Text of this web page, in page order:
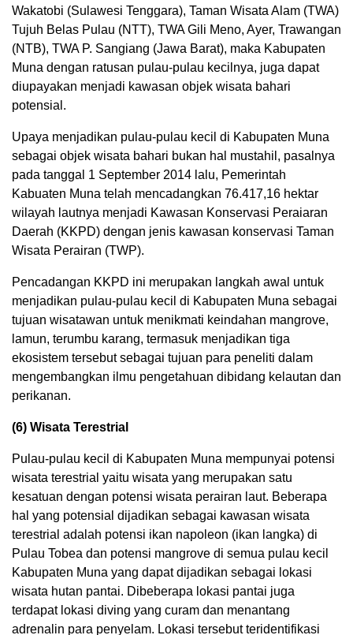
Wakatobi (Sulawesi Tenggara), Taman Wisata Alam (TWA)
Tujuh Belas Pulau (NTT), TWA Gili Meno, Ayer, Trawangan
(NTB), TWA P. Sangiang (Jawa Barat), maka Kabupaten
Muna dengan ratusan pulau-pulau kecilnya, juga dapat
diupayakan menjadi kawasan objek wisata bahari
potensial.
Upaya menjadikan pulau-pulau kecil di Kabupaten Muna
sebagai objek wisata bahari bukan hal mustahil, pasalnya
pada tanggal 1 September 2014 lalu, Pemerintah
Kabuaten Muna telah mencadangkan 76.417,16 hektar
wilayah lautnya menjadi Kawasan Konservasi Peraiaran
Daerah (KKPD) dengan jenis kawasan konservasi Taman
Wisata Perairan (TWP).
Pencadangan KKPD ini merupakan langkah awal untuk
menjadikan pulau-pulau kecil di Kabupaten Muna sebagai
tujuan wisatawan untuk menikmati keindahan mangrove,
lamun, terumbu karang, termasuk menjadikan tiga
ekosistem tersebut sebagai tujuan para peneliti dalam
mengembangkan ilmu pengetahuan dibidang kelautan dan
perikanan.
(6) Wisata Terestrial
Pulau-pulau kecil di Kabupaten Muna mempunyai potensi
wisata terestrial yaitu wisata yang merupakan satu
kesatuan dengan potensi wisata perairan laut. Beberapa
hal yang potensial dijadikan sebagai kawasan wisata
terestrial adalah potensi ikan napoleon (ikan langka) di
Pulau Tobea dan potensi mangrove di semua pulau kecil
Kabupaten Muna yang dapat dijadikan sebagai lokasi
wisata hutan pantai. Dibeberapa lokasi pantai juga
terdapat lokasi diving yang curam dan menantang
adrenalin para penyelam. Lokasi tersebut teridentifikasi